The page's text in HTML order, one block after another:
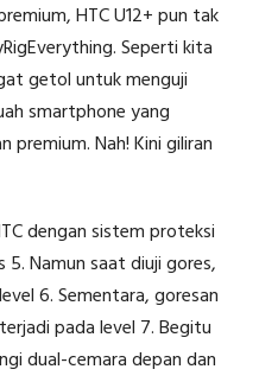
HTC U12+ pun tak
Seperti kita
getol untuk menguji
smartphone yang
premium. Nah! Kini giliran
dengan sistem proteksi
5. Namun saat diuji gores,
6. Sementara, goresan
pada level 7. Begitu
dual-cemara depan dan